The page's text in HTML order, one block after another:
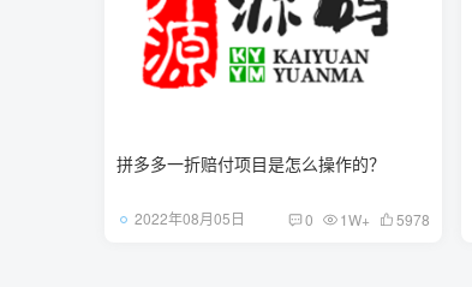
拼多多一折赔付项目是怎么操作的？
2022年08月05日 0 1W+ 5978